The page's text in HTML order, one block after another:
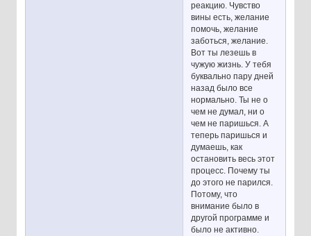
реакцию. Чувство
вины есть, желание
помочь, желание
заботься, желание.
Вот ты лезешь в
чужую жизнь. У тебя
буквально пару дней
назад было все
нормально. Ты не о
чем не думал, ни о
чем не паришься. А
теперь паришься и
думаешь, как
остановить весь этот
процесс. Почему ты
до этого не парился.
Потому, что
внимание было в
другой программе и
было не активно.